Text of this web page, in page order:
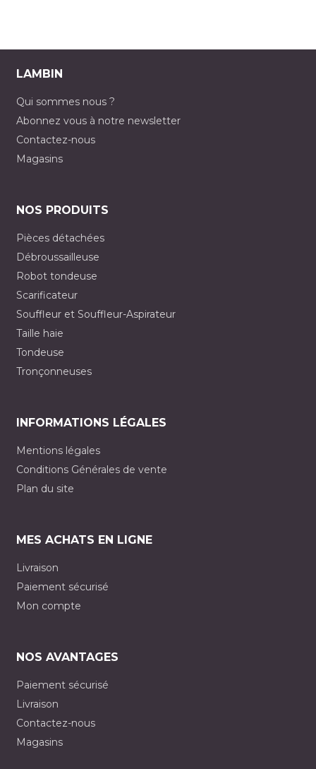
LAMBIN
Qui sommes nous ?
Abonnez vous à notre newsletter
Contactez-nous
Magasins
NOS PRODUITS
Pièces détachées
Débroussailleuse
Robot tondeuse
Scarificateur
Souffleur et Souffleur-Aspirateur
Taille haie
Tondeuse
Tronçonneuses
INFORMATIONS LÉGALES
Mentions légales
Conditions Générales de vente
Plan du site
MES ACHATS EN LIGNE
Livraison
Paiement sécurisé
Mon compte
NOS AVANTAGES
Paiement sécurisé
Livraison
Contactez-nous
Magasins